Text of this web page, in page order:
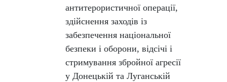
антитерористичної операції,
здійснення заходів із
забезпечення національної
безпеки і оборони, відсічі і
стримування збройної агресії
у Донецькій та Луганській